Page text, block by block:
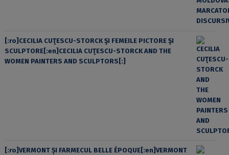
[:ro]CECILIA CUŢESCU-STORCK ŞI FEMEILE PICTORE ŞI
SCULPTORE[:en]CECILIA CUŢESCU-STORCK AND THE
WOMEN PAINTERS AND SCULPTORS[:]
[:ro]VERMONT ȘI FARMECUL BELLE ÉPOQUE[:en]VERMONT